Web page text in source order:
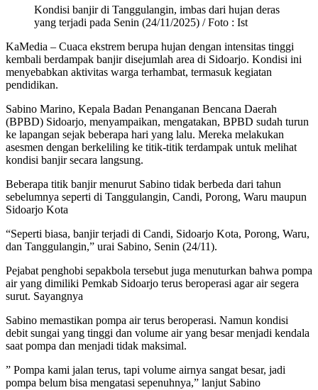
Kondisi banjir di Tanggulangin, imbas dari hujan deras
yang terjadi pada Senin (24/11/2025) / Foto : Ist
KaMedia – Cuaca ekstrem berupa hujan dengan intensitas tinggi
kembali berdampak banjir disejumlah area di Sidoarjo. Kondisi ini
menyebabkan aktivitas warga terhambat, termasuk kegiatan
pendidikan.
Sabino Marino, Kepala Badan Penanganan Bencana Daerah
(BPBD) Sidoarjo, menyampaikan, mengatakan, BPBD sudah turun
ke lapangan sejak beberapa hari yang lalu. Mereka melakukan
asesmen dengan berkeliling ke titik-titik terdampak untuk melihat
kondisi banjir secara langsung.
Beberapa titik banjir menurut Sabino tidak berbeda dari tahun
sebelumnya seperti di Tanggulangin, Candi, Porong, Waru maupun
Sidoarjo Kota
“Seperti biasa, banjir terjadi di Candi, Sidoarjo Kota, Porong, Waru,
dan Tanggulangin,” urai Sabino, Senin (24/11).
Pejabat penghobi sepakbola tersebut juga menuturkan bahwa pompa
air yang dimiliki Pemkab Sidoarjo terus beroperasi agar air segera
surut. Sayangnya
Sabino memastikan pompa air terus beroperasi. Namun kondisi
debit sungai yang tinggi dan volume air yang besar menjadi kendala
saat pompa dan menjadi tidak maksimal.
” Pompa kami jalan terus, tapi volume airnya sangat besar, jadi
pompa belum bisa mengatasi sepenuhnya,” lanjut Sabino